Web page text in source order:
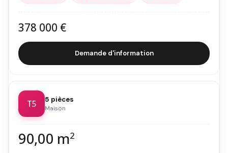
378 000 €
Demande d'information
T5 5 pièces
Maison
90,00 m2